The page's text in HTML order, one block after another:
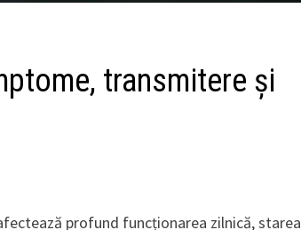
transmitere și
profund funcționarea zilnică, starea